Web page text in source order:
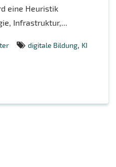
eine Heuristik
Infrastruktur,...
digitale Bildung, KI